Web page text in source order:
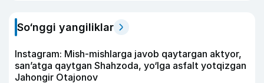
So‘nggi yangiliklar
Instagram: Mish-mishlarga javob qaytargan aktyor,
san’atga qaytgan Shahzoda, yo‘lga asfalt yotqizgan
Jahongir Otajonov